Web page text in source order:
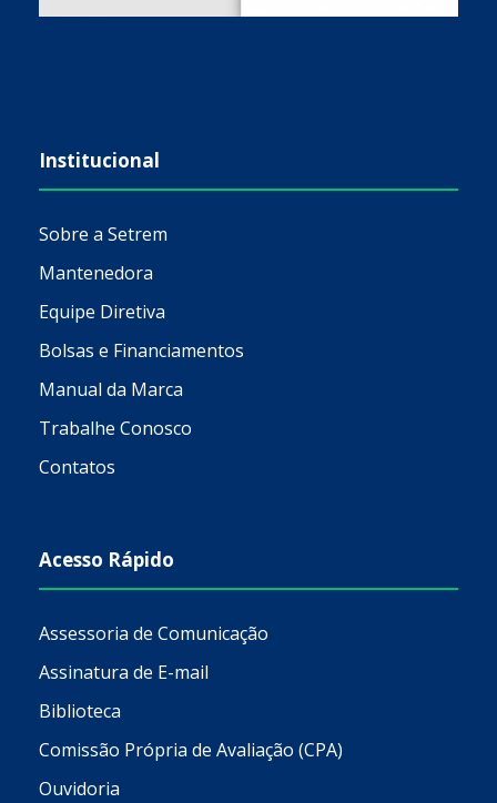
Institucional
Sobre a Setrem
Mantenedora
Equipe Diretiva
Bolsas e Financiamentos
Manual da Marca
Trabalhe Conosco
Contatos
Acesso Rápido
Assessoria de Comunicação
Assinatura de E-mail
Biblioteca
Comissão Própria de Avaliação (CPA)
Ouvidoria